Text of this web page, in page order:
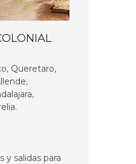
Queretaro,
y salidas para